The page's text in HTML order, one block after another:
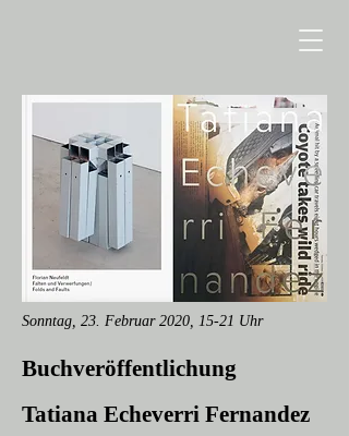
Sonntag, 23. Februar 2020, 15-21 Uhr
Buchveröffentlichung
Tatiana Echeverri Fernandez